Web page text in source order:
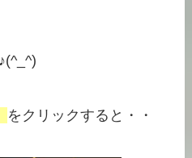
をクリックすると・・